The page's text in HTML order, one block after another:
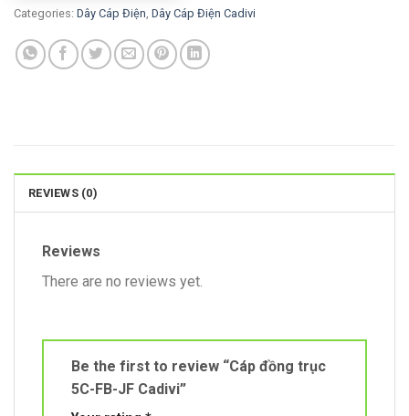
Categories: Dây Cáp Điện, Dây Cáp Điện Cadivi
REVIEWS (0)
Reviews
There are no reviews yet.
Be the first to review “Cáp đồng trục
5C-FB-JF Cadivi”